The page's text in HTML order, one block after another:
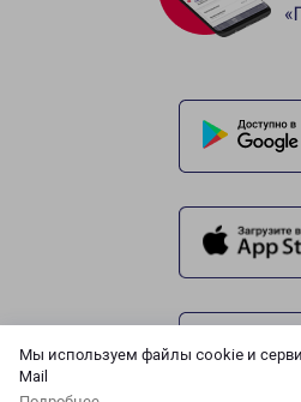
Мы используем файлы cookie и
Mail